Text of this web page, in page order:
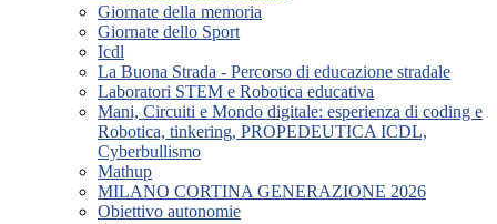
Giornate della memoria
Giornate dello Sport
Icdl
La Buona Strada - Percorso di educazione stradale
Laboratori STEM e Robotica educativa
Mani, Circuiti e Mondo digitale: esperienza di coding e
Robotica, tinkering, PROPEDEUTICA ICDL,
Cyberbullismo
Mathup
MILANO CORTINA GENERAZIONE 2026
Obiettivo autonomie